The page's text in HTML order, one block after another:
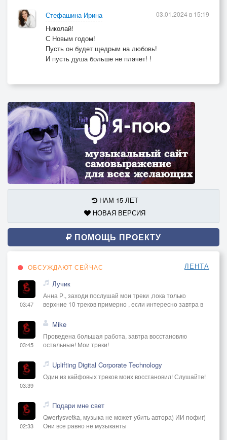
Стефашина Ирина
Николай!
С Новым годом!
Пусть он будет щедрым на любовь!
И пусть душа больше не плачет! !
03.01.2024 в 15:19
НАМ 15 ЛЕТ
НОВАЯ ВЕРСИЯ
ПОМОЩЬ ПРОЕКТУ
ОБСУЖДАЮТ СЕЙЧАС ЛЕНТА
03:47
Лучик
Анна Р., заходи послушай мои треки ,пока только
верхние 10 треков примерно , если интересно завтра в
03:45
Mike
Проведена большая работа, завтра восстановлю
остальные! Мои треки!
03:39
Uplifting Digital Corporate Technology
Один из кайфовых треков моих восстановил! Слушайте!
02:33
Подари мне свет
Qwertysvetka, музыка не может убить автора) ИИ пофиг)
Они все равно не музыканты